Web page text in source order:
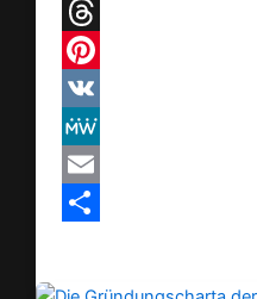
Telegram
Threads
Pinterest
VK
MeWe
Email